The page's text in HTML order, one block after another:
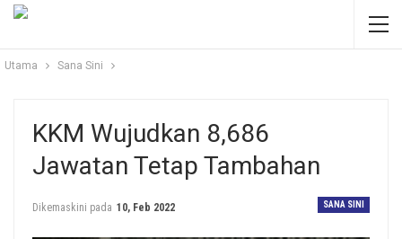
Utama Sana Sini
KKM Wujudkan 8,686
Jawatan Tetap Tambahan
SANA SINI
Dikemaskini pada 10, Feb 2022